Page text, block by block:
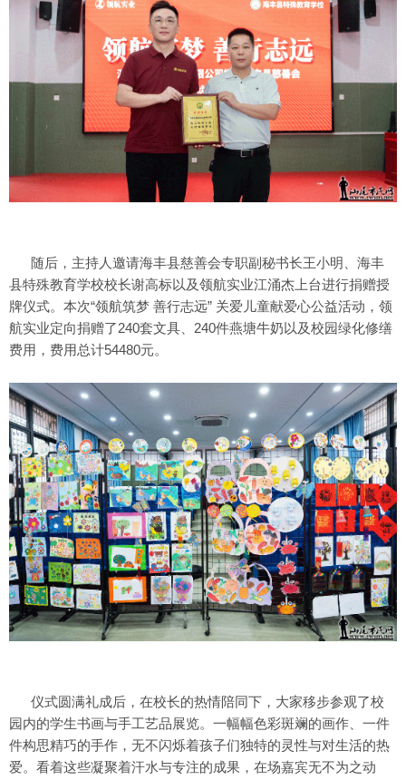
随后，主持人邀请海丰县慈善会专职副秘书长王小明、海丰
县特殊教育学校校长谢高标以及领航实业江涌杰上台进行捐赠授
牌仪式。本次“领航筑梦 善行志远” 关爱儿童献爱心公益活动，领
航实业定向捐赠了240套文具、240件燕塘牛奶以及校园绿化修缮
费用，费用总计54480元。
仪式圆满礼成后，在校长的热情陪同下，大家移步参观了校
园内的学生书画与手工艺品展览。一幅幅色彩斑斓的画作、一件
件构思精巧的手作，无不闪烁着孩子们独特的灵性与对生活的热
爱。看着这些凝聚着汗水与专注的成果，在场嘉宾无不为之动